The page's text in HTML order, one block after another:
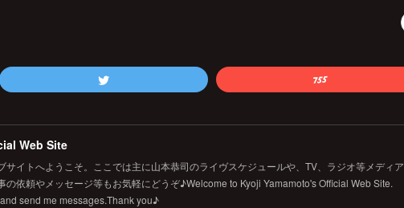
Web Site
サイトへようこそ。ここでは主に山本恭司のライヴスケジュールや、TV、ラジオ等メディア
の依頼やメッセージ等もお気軽にどうぞ♪Welcome to Kyoji Yamamoto's Official Web Site.
send me messages.Thank you♪